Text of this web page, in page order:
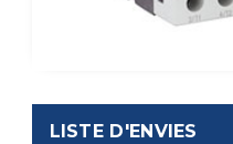
LISTE D'ENVIES